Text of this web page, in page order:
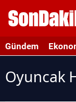
Gündem
Oyuncak